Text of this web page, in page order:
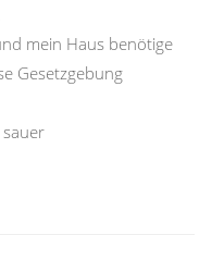
mein Haus benötige
Gesetzgebung